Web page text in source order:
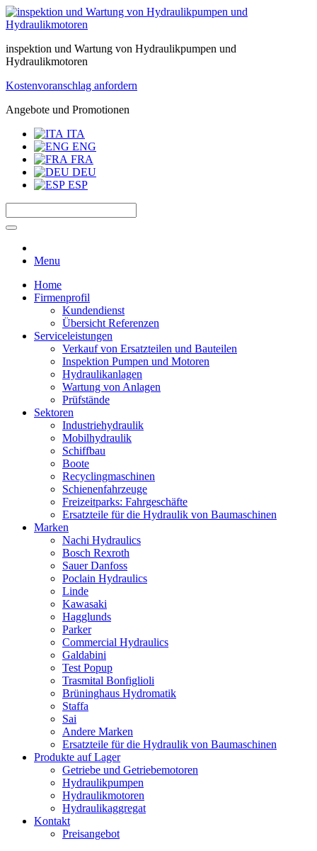
inspektion und Wartung von Hydraulikpumpen und
Hydraulikmotoren
Kostenvoranschlag anfordern
Angebote und Promotionen
ITA
ENG
FRA
DEU
ESP
Menu
Home
Firmenprofil
Kundendienst
Übersicht Referenzen
Serviceleistungen
Verkauf von Ersatzteilen und Bauteilen
Inspektion Pumpen und Motoren
Hydraulikanlagen
Wartung von Anlagen
Prüfstände
Sektoren
Industriehydraulik
Mobilhydraulik
Schiffbau
Boote
Recyclingmaschinen
Schienenfahrzeuge
Freizeitparks: Fahrgeschäfte
Ersatzteile für die Hydraulik von Baumaschinen
Marken
Nachi Hydraulics
Bosch Rexroth
Sauer Danfoss
Poclain Hydraulics
Linde
Kawasaki
Hagglunds
Parker
Commercial Hydraulics
Galdabini
Test Popup
Trasmital Bonfiglioli
Brüninghaus Hydromatik
Staffa
Sai
Andere Marken
Ersatzteile für die Hydraulik von Baumaschinen
Produkte auf Lager
Getriebe und Getriebemotoren
Hydraulikpumpen
Hydraulikmotoren
Hydraulikaggregat
Kontakt
Preisangebot